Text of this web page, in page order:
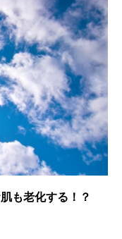
も老化する！？